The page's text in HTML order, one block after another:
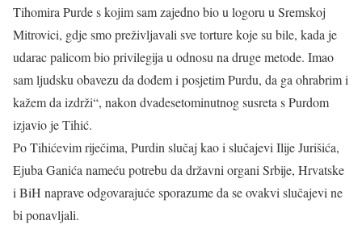
Tihomira Purde s kojim sam zajedno bio u logoru u Sremskoj
Mitrovici, gdje smo preživljavali sve torture koje su bile, kada je
udarac palicom bio privilegija u odnosu na druge metode. Imao
sam ljudsku obavezu da dođem i posjetim Purdu, da ga ohrabrim i
kažem da izdrži“, nakon dvadesetominutnog susreta s Purdom
izjavio je Tihić.
Po Tihićevim riječima, Purdin slučaj kao i slučajevi Ilije Jurišića,
Ejuba Ganića nameću potrebu da državni organi Srbije, Hrvatske
i BiH naprave odgovarajuće sporazume da se ovakvi slučajevi ne
bi ponavljali.